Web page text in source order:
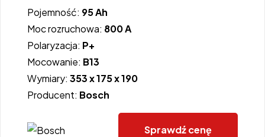
Pojemność: 95 Ah
Moc rozruchowa: 800 A
Polaryzacja: P+
Mocowanie: B13
Wymiary: 353 x 175 x 190
Producent: Bosch
Sprawdź cenę